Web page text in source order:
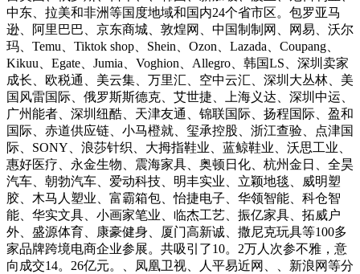
中东、拉美和非洲等国度地域和国内24个省市区。包罗亚马
逊、阿里巴巴、京东商城、敦煌网、中国制制网、网易、沃尔
玛、Temu、Tiktok shop、Shein、Ozon、Lazada、Coupang、
Kikuu、Egate、Jumia、Voghion、Allegro、韩国LS、深圳卖家
成长、欧税通、美云集、万里汇、空中云汇、深圳大丛林、美
国风雷国际、俄罗斯斯德克、艾世捷、上海义达、深圳中运、
广州能者、深圳纽酷、天津友通、锦联国际、扬程国际、盈和
国际、赤道供应链、小马橙就、玺承控股、浙江查验、点津国
际、SONY、浪莎针织、大拇指鞋业、蓝鲸鞋业、沃思工业、
惠好医疗、永金生物、震海家具、奥顿日化、杭州金日、全昊
汽车、朝勃汽车、爱动科技、明丰实业、立颖地毯、威明塑
胶、木马人塑业、富霸箱包、怡捷电子、华领智能、科仓智
能、华实文具、小画家笔业、临杰工艺、振亿家具、拓威户
外、盛源体育、康豪健身、厦门高新诚、撒尼克玩具等100多
家品牌跨境电商企业参展。共吸引了10。2万人次参不雅，意
向成交14。26亿元。、凤凰卫视、人平易近网、、新浪网等分